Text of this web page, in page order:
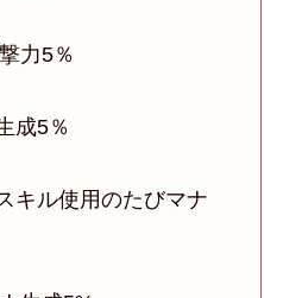
力5％
成5％
キル使用のたびマナ